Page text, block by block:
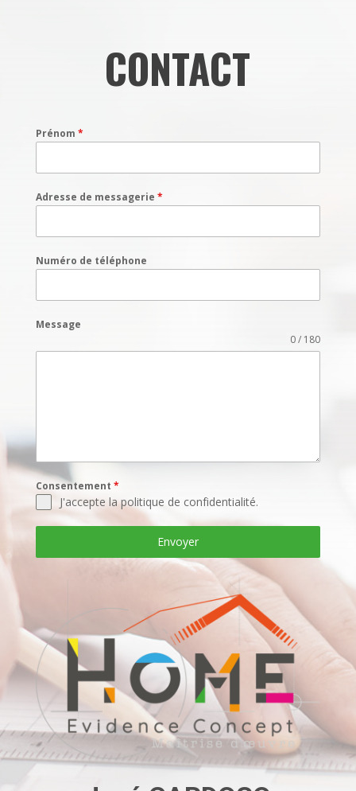
CONTACT
Prénom *
Adresse de messagerie *
Numéro de téléphone
Message
0 / 180
Consentement *
J'accepte la politique de confidentialité.
Envoyer